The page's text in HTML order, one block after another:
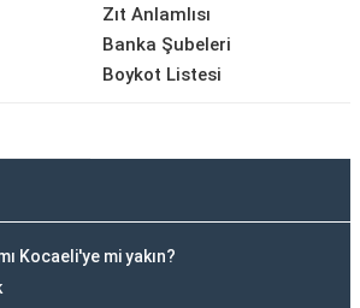
Zıt Anlamlısı
Banka Şubeleri
Boykot Listesi
Kocaeli'ye mi yakın?